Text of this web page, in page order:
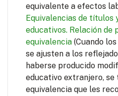
equivalente a efectos
Equivalencias de títulos
educativos. Relación de
equivalencia (Cuando
se ajusten a los
haberse producido
educativo extranjero, se
equivalencia que les